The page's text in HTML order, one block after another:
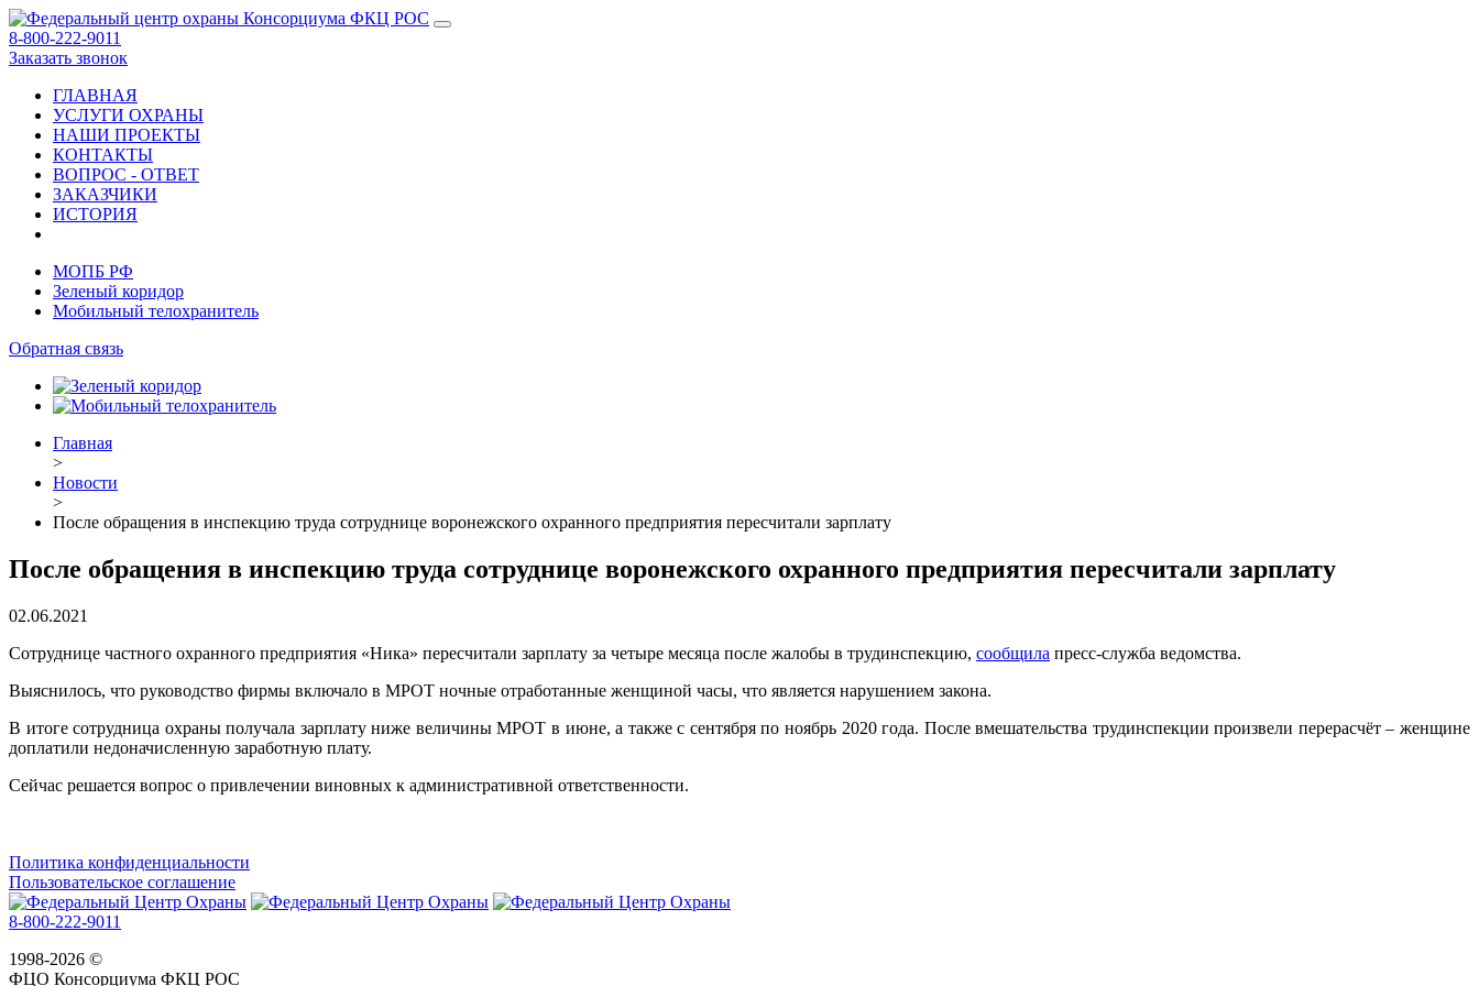
8-800-222-9011
Заказать звонок
ГЛАВНАЯ
УСЛУГИ ОХРАНЫ
НАШИ ПРОЕКТЫ
КОНТАКТЫ
ВОПРОС - ОТВЕТ
ЗАКАЗЧИКИ
ИСТОРИЯ
МОПБ РФ
Зеленый коридор
Мобильный телохранитель
Обратная связь
Главная
>
Новости
>
После обращения в инспекцию труда сотруднице воронежского охранного предприятия пересчитали зарплату
После обращения в инспекцию труда сотруднице воронежского охранного предприятия пересчитали зарплату
02.06.2021
Сотруднице частного охранного предприятия «Ника» пересчитали зарплату за четыре месяца после жалобы в трудинспекцию, сообщила пресс-служба ведомства.
Выяснилось, что руководство фирмы включало в МРОТ ночные отработанные женщиной часы, что является нарушением закона.
В итоге сотрудница охраны получала зарплату ниже величины МРОТ в июне, а также с сентября по ноябрь 2020 года. После вмешательства трудинспекции произвели перерасчёт – женщине
доплатили недоначисленную заработную плату.
Сейчас решается вопрос о привлечении виновных к административной ответственности.
Политика конфиденциальности
Пользовательское соглашение
8-800-222-9011
1998-2026 ©
ФЦО Консорциума ФКЦ РОС